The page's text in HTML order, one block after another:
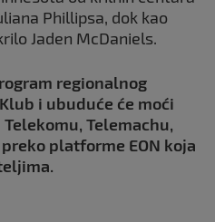
Phillipsa, dok kao
Jaden McDaniels.
regionalnog
i ubuduće će moći
Telemachu,
platforme EON koja